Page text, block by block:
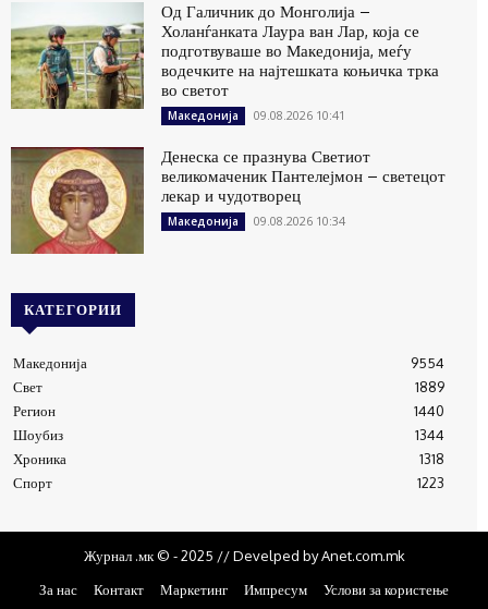
Од Галичник до Монголија –
Холанѓанката Лаура ван Лар, која се
подготвуваше во Македонија, меѓу
водечките на најтешката коњичка трка
во светот
Македонија 09.08.2026 10:41
Денеска се празнува Светиот
великомаченик Пантелејмон – светецот
лекар и чудотворец
Македонија 09.08.2026 10:34
КАТЕГОРИИ
Македонија
9554
Свет
1889
Регион
1440
Шоубиз
1344
Хроника
1318
Спорт
1223
Журнал .мк © - 2025 // Develped by Anet.com.mk
За нас
Контакт Маркетинг Импресум Услови за користење